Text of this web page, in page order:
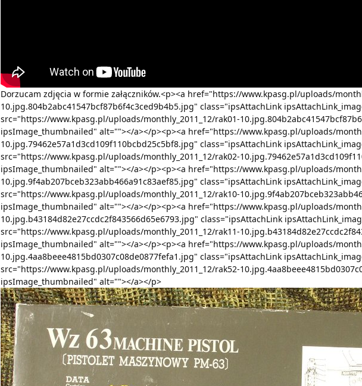
Dorzucam zdjęcia w formie załączników.<p><a href="https://www.kpasg.pl/uploads/
10.jpg.804b2abc41547bcf87b6f4c3ced9b4b5.jpg" class="ipsAttachLink
src="https://www.kpasg.pl/uploads/monthly_2011_12/rak01-
ipsImage_thumbnailed" alt=""></a></p><p><a href="https://www.kpasg.pl/uploads/
10.jpg.79462e57a1d3cd109f110bcbd25c5bf8.jpg" class="ipsAttachLink
src="https://www.kpasg.pl/uploads/monthly_2011_12/rak02-
ipsImage_thumbnailed" alt=""></a></p><p><a href="https://www.kpasg.pl/uploads/
10.jpg.9f4ab207bceb323abb466a91c83aef85.jpg" class="ipsAttachLink
src="https://www.kpasg.pl/uploads/monthly_2011_12/rak10-
ipsImage_thumbnailed" alt=""></a></p><p><a href="https://www.kpasg.pl/uploads/
10.jpg.b43184d82e27ccdc2f843566d65e6793.jpg" class="ipsAttachLink
src="https://www.kpasg.pl/uploads/monthly_2011_12/rak11-
ipsImage_thumbnailed" alt=""></a></p><p><a href="https://www.kpasg.pl/uploads/
10.jpg.4aa8beee4815bd0307c08de0877fefa1.jpg" class="ipsAttachLink
src="https://www.kpasg.pl/uploads/monthly_2011_12/rak52-
ipsImage_thumbnailed" alt=""></a></p>